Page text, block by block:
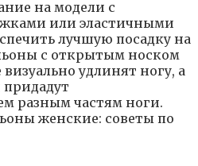
на модели с
или эластичными
лучшую посадку на
с открытым носком
удлинят ногу, а
разным частям ноги.